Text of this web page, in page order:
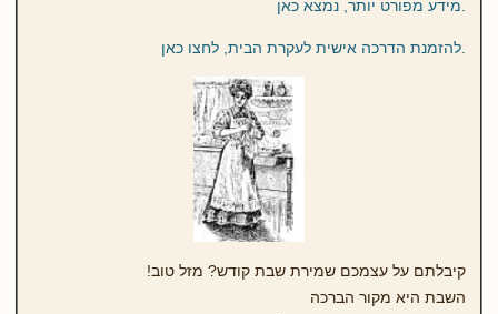
.מידע מפורט יותר, נמצא כאן
.להזמנת הדרכה אישית לעקרת הבית, לחצו כאן
קיבלתם על עצמכם שמירת שבת קודש? מזל טוב!
השבת היא מקור הברכה